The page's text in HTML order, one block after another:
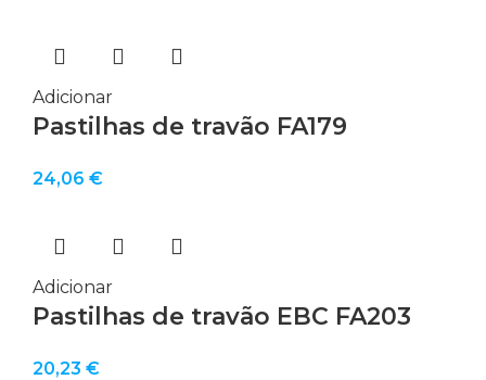
Adicionar
Pastilhas de travão FA179
24,06 €
Adicionar
Pastilhas de travão EBC FA203
20,23 €